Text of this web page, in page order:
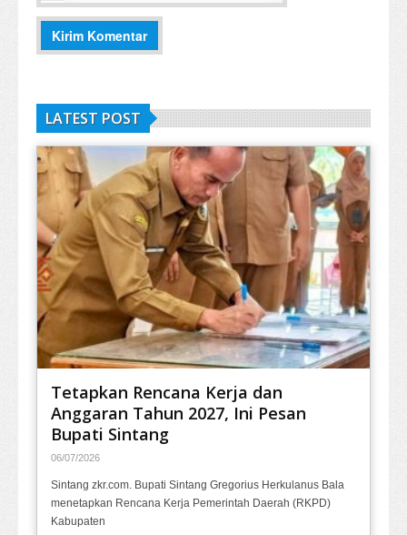
LATEST POST
Tetapkan Rencana Kerja dan
Anggaran Tahun 2027, Ini Pesan
Bupati Sintang
06/07/2026
Sintang zkr.com. Bupati Sintang Gregorius Herkulanus Bala
menetapkan Rencana Kerja Pemerintah Daerah (RKPD)
Kabupaten